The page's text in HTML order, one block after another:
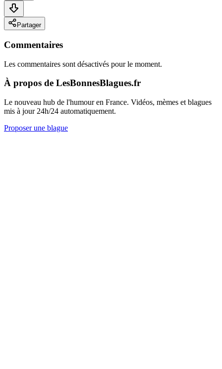
Partager
Commentaires
Les commentaires sont désactivés pour le moment.
À propos de LesBonnesBlagues.fr
Le nouveau hub de l'humour en France. Vidéos, mèmes et blagues
mis à jour 24h/24 automatiquement.
Proposer une blague